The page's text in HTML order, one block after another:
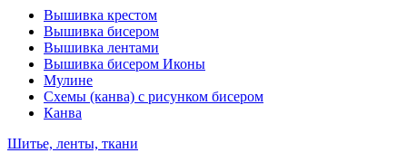
Вышивка крестом
Вышивка бисером
Вышивка лентами
Вышивка бисером Иконы
Мулине
Схемы (канва) с рисунком бисером
Канва
Шитье, ленты, ткани